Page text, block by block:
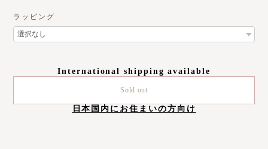
ラッピング
International shipping available
Sold out
日本国内にお住まいの方向け